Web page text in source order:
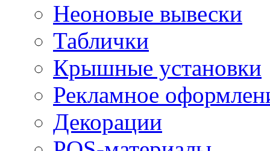
Неоновые вывески
Таблички
Крышные установки
Рекламное
Декорации